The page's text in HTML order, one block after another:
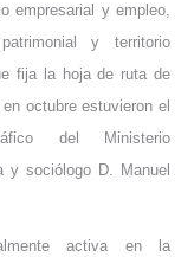
empresarial y empleo,
y territorio
fija la hoja de ruta de
octubre estuvieron el
del Ministerio
y sociólogo D. Manuel
activa en la